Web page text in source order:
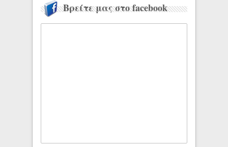
Βρείτε μας στο facebook